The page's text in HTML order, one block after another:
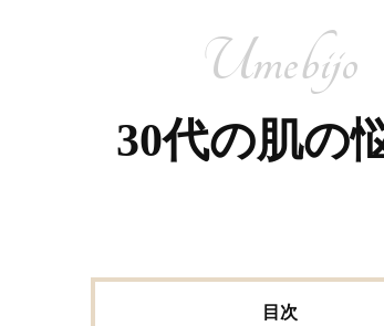
30代の肌の